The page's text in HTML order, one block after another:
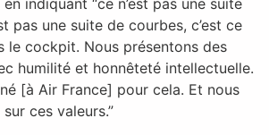
indiquant “ce n’est pas une suite
pas une suite de courbes, c’est ce
le cockpit. Nous présentons des
humilité et honnêteté intellectuelle.
[à Air France] pour cela. Et nous
ces valeurs.”